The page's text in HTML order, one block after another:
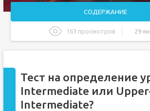
СОДЕРЖАНИЕ
163 просмотров 29
Upper-Intermediate — уровень,
за границей
Upper-Intermediate — уровень,
общения в стране, где английский
Тест на определение
Intermediate или
Intermediate?